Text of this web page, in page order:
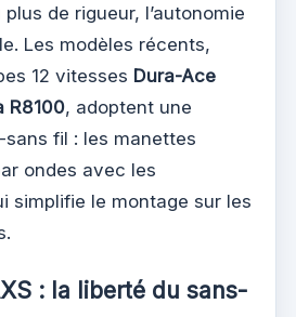
de rigueur, l’autonomie
Les modèles récents,
12 vitesses Dura-Ace
R8100, adoptent une
fil : les manettes
ondes avec les
simplifie le montage sur les
: la liberté du sans-